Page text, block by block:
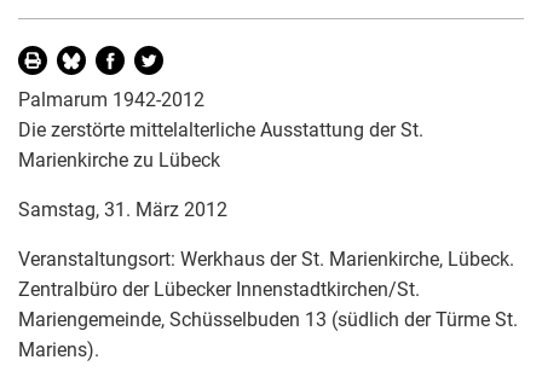
Palmarum 1942-2012
Die zerstörte mittelalterliche Ausstattung der St.
Marienkirche zu Lübeck
Samstag, 31. März 2012
Veranstaltungsort: Werkhaus der St. Marienkirche, Lübeck.
Zentralbüro der Lübecker Innenstadtkirchen/St.
Mariengemeinde, Schüsselbuden 13 (südlich der Türme St.
Mariens).